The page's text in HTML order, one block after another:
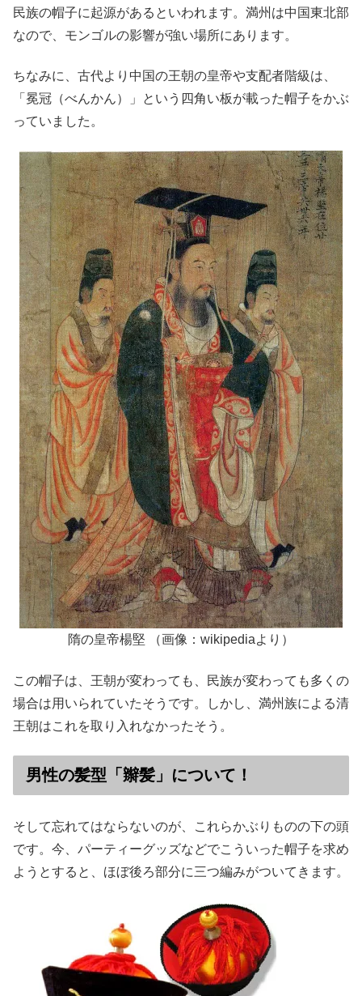
民族の帽子に起源があるといわれます。満州は中国東北部
なので、モンゴルの影響が強い場所にあります。
ちなみに、古代より中国の王朝の皇帝や支配者階級は、
「冕冠（べんかん）」という四角い板が載った帽子をかぶ
っていました。
隋の皇帝楊堅 （画像：wikipediaより）
この帽子は、王朝が変わっても、民族が変わっても多くの
場合は用いられていたそうです。しかし、満州族による清
王朝はこれを取り入れなかったそう。
男性の髪型「辮髪」について！
そして忘れてはならないのが、これらかぶりものの下の頭
です。今、パーティーグッズなどでこういった帽子を求め
ようとすると、ほぼ後ろ部分に三つ編みがついてきます。